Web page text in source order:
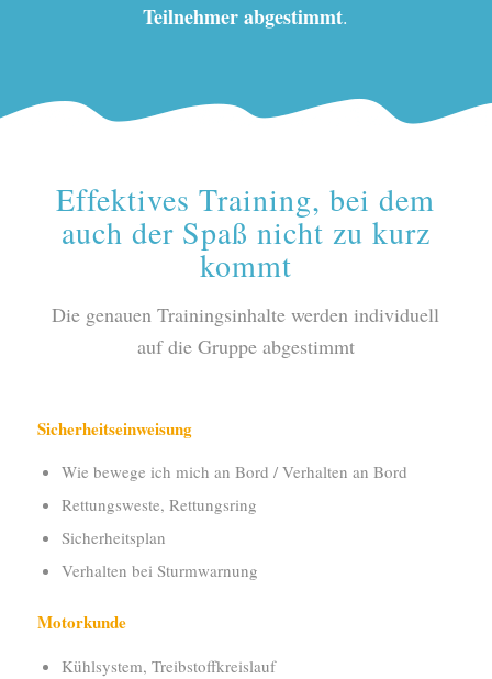
Teilnehmer abgestimmt.
Effektives Training, bei dem
auch der Spaß nicht zu kurz
kommt
Die genauen Trainingsinhalte werden individuell
auf die Gruppe abgestimmt
Sicherheitseinweisung
Wie bewege ich mich an Bord / Verhalten an Bord
Rettungsweste, Rettungsring
Sicherheitsplan
Verhalten bei Sturmwarnung
Motorkunde
Kühlsystem, Treibstoffkreislauf